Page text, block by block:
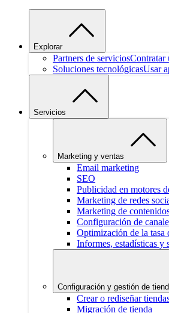
Explorar
Partners de serviciosContratar
Soluciones tecnológicasUsar
Servicios
Marketing y ventas
Email marketing
SEO
Publicidad en motores
Marketing de redes
Marketing de
Configuración de
Optimización de la tasa
Informes, estadísticas y
Configuración y gestión de
Crear o rediseñar
Migración de tienda